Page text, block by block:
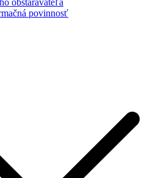
obstarávateľa
povinnosť